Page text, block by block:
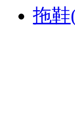
拖鞋